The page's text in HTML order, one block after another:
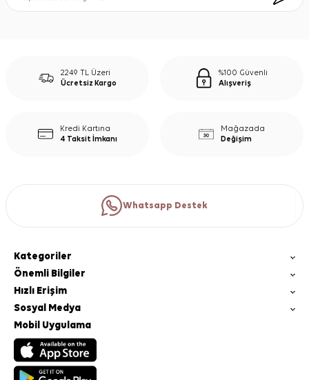
2249 TL Üzeri
Ücretsiz Kargo
%100 Güvenli
Alışveriş
Kredi Kartına
4 Taksit İmkanı
Mağazada
Değişim
Whatsapp Destek
Kategoriler
Önemli Bilgiler
Hızlı Erişim
Sosyal Medya
Mobil Uygulama